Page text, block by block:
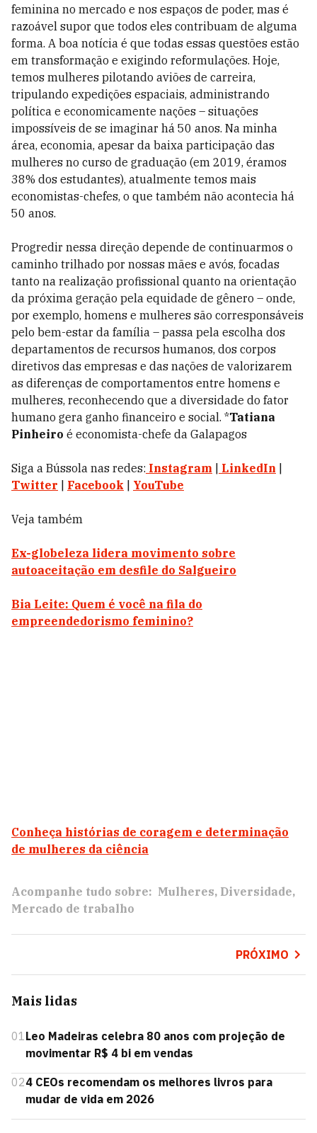
feminina no mercado e nos espaços de poder, mas é
razoável supor que todos eles contribuam de alguma
forma. A boa notícia é que todas essas questões estão
em transformação e exigindo reformulações. Hoje,
temos mulheres pilotando aviões de carreira,
tripulando expedições espaciais, administrando
política e economicamente nações – situações
impossíveis de se imaginar há 50 anos. Na minha
área, economia, apesar da baixa participação das
mulheres no curso de graduação (em 2019, éramos
38% dos estudantes), atualmente temos mais
economistas-chefes, o que também não acontecia há
50 anos.
Progredir nessa direção depende de continuarmos o
caminho trilhado por nossas mães e avós, focadas
tanto na realização profissional quanto na orientação
da próxima geração pela equidade de gênero – onde,
por exemplo, homens e mulheres são corresponsáveis
pelo bem-estar da família – passa pela escolha dos
departamentos de recursos humanos, dos corpos
diretivos das empresas e das nações de valorizarem
as diferenças de comportamentos entre homens e
mulheres, reconhecendo que a diversidade do fator
humano gera ganho financeiro e social. *Tatiana
Pinheiro é economista-chefe da Galapagos
Siga a Bússola nas redes: Instagram LinkedIn
Twitter
Facebook YouTube
Veja também
Ex-globeleza lidera movimento sobre
autoaceitação em desfile do Salgueiro
Bia Leite: Quem é você na fila do
empreendedorismo feminino?
Conheça histórias de coragem e determinação
de mulheres da ciência
Acompanhe tudo sobre: Mulheres Diversidade
Mercado de trabalho
PRÓXIMO
Mais lidas
01Leo Madeiras celebra 80 anos com projeção de
movimentar R$ 4 bi em vendas
024 CEOs recomendam os melhores livros para
mudar de vida em 2026